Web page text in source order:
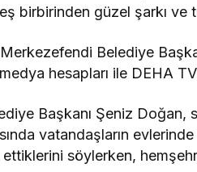
birbirinden güzel şarkı ve
Belediye
hesapları ile DEHA
Başkanı Şeniz Doğan,
vatandaşların
söylerken,